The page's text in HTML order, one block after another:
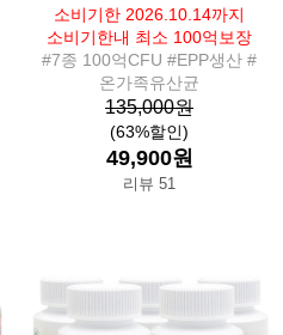
소비기한 2026.10.14까지
소비기한내 최소 100억보장
#7종 100억CFU #EPP생산 #
온가족유산균
135,000원
(63%할인)
49,900원
리뷰 51